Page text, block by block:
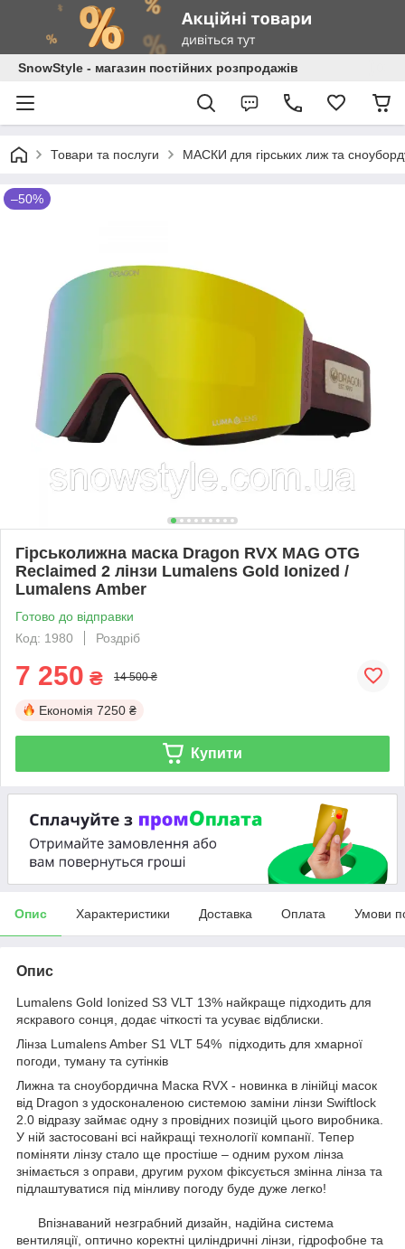
SnowStyle - магазин постійних розпродажів
Товари та послуги МАСКИ для гірських лиж та
–50%
Гірськолижна маска Dragon RVX MAG OTG
Reclaimed 2 лінзи Lumalens Gold Ionized /
Lumalens Amber
Готово до відправки
Код: 1980
Роздріб
7 250 ₴ 14 500 ₴
Економія 7250 ₴
Купити
Опис Характеристики Доставка Оплата Умови
Опис
Lumalens Gold Ionized S3 VLT 13% найкраще підходить для
яскравого сонця, додає чіткості та усуває відблиски.
Лінза Lumalens Amber S1 VLT 54% підходить для хмарної
погоди, туману та сутінків
Лижна та сноубордична Маска RVX - новинка в лінійці масок
від Dragon з удосконаленою системою заміни лінзи Swiftlock
2.0 відразу займає одну з провідних позицій цього виробника.
У ній застосовані всі найкращі технології компанії. Тепер
поміняти лінзу стало ще простіше – одним рухом лінза
знімається з оправи, другим рухом фіксується змінна лінза та
підлаштуватися під мінливу погоду буде дуже легко!
Впізнаваний незграбний дизайн, надійна система
вентиляції, оптично коректні циліндричні лінзи, гідрофобне та